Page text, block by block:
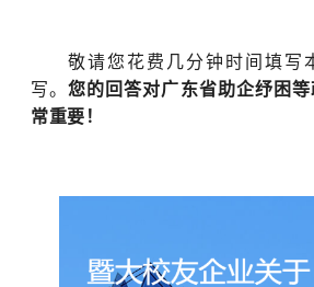
敬请您花费几分钟时间填写
写。您的回答对广东省助企纾困
常重要！